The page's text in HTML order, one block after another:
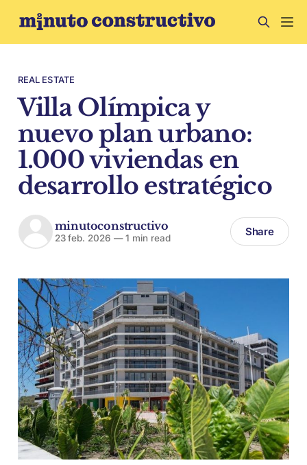
REAL ESTATE
Villa Olímpica y
nuevo plan urbano:
1.000 viviendas en
desarrollo estratégico
minutoconstructivo
23 feb. 2026 —1 min read Share